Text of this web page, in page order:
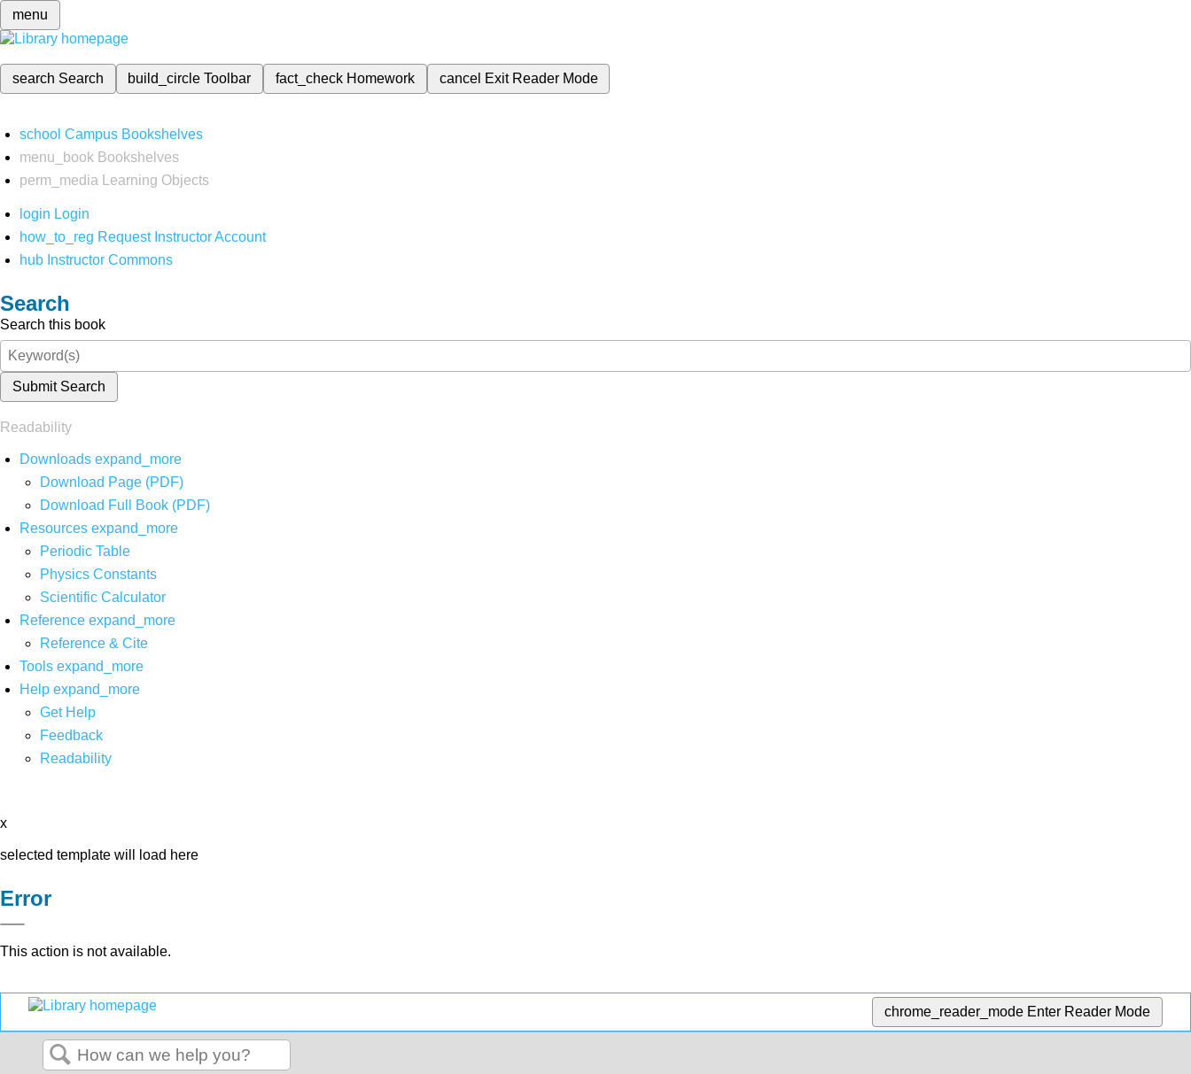
menu
search Search build_circleToolbar fact_check Homework cancel Exit Reader Mode
school Campus Bookshelves
menu_book Bookshelves
perm_media
Learning Objects
login Login
how_to_reg Request Instructor Account
hub Instructor Commons
Search
Search this book
Submit Search
Readability
Downloads expand_more
Download Page (PDF)
Download Full Book (PDF)
Resources expand_more
Periodic Table
Physics Constants
Scientific Calculator
Reference expand_more
Reference & Cite
Tools expand_more
Help expand_more
Get Help
Feedback
Readability
x
selected template will load here
Error
This action is not available.
chrome_reader_mode Enter Reader Mode